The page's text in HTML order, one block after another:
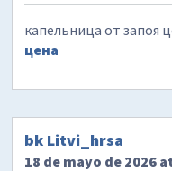
капельница от запоя
цена
bk Litvi_hrsa
18 de mayo de 2026